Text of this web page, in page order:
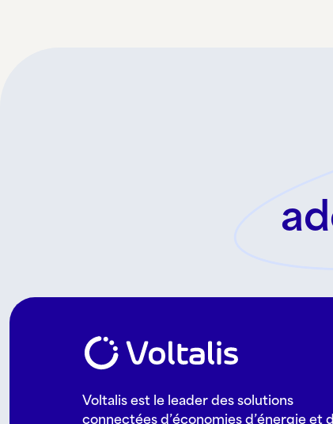
Voltalis est le leader des solutions
connectées d’économies d’énergie et